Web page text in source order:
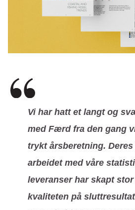
Vi har hatt et langt og
med Færd fra den gang
trykt årsberetning.
arbeidet med våre
leveranser har skapt
kvaliteten på